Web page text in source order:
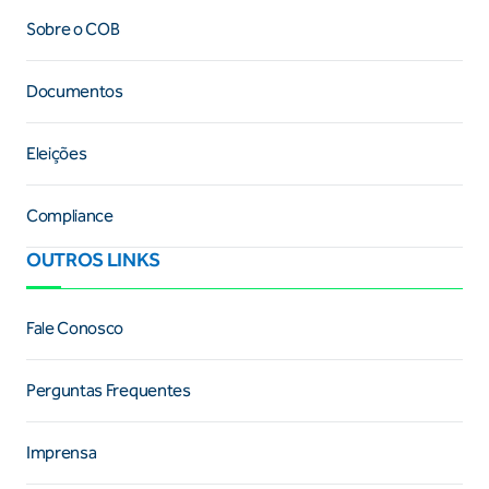
Sobre o COB
Documentos
Eleições
Compliance
OUTROS LINKS
Fale Conosco
Perguntas Frequentes
Imprensa